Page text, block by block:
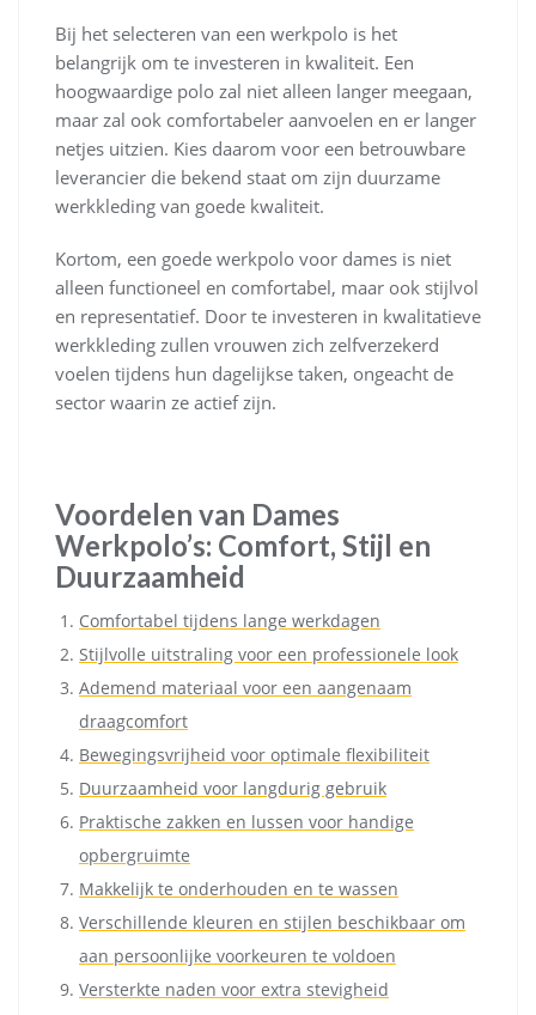
Bij het selecteren van een werkpolo is het
belangrijk om te investeren in kwaliteit. Een
hoogwaardige polo zal niet alleen langer meegaan,
maar zal ook comfortabeler aanvoelen en er langer
netjes uitzien. Kies daarom voor een betrouwbare
leverancier die bekend staat om zijn duurzame
werkkleding van goede kwaliteit.
Kortom, een goede werkpolo voor dames is niet
alleen functioneel en comfortabel, maar ook stijlvol
en representatief. Door te investeren in kwalitatieve
werkkleding zullen vrouwen zich zelfverzekerd
voelen tijdens hun dagelijkse taken, ongeacht de
sector waarin ze actief zijn.
Voordelen van Dames
Werkpolo’s: Comfort, Stijl en
Duurzaamheid
Comfortabel tijdens lange werkdagen
Stijlvolle uitstraling voor een professionele look
Ademend materiaal voor een aangenaam
draagcomfort
Bewegingsvrijheid voor optimale flexibiliteit
Duurzaamheid voor langdurig gebruik
Praktische zakken en lussen voor handige
opbergruimte
Makkelijk te onderhouden en te wassen
Verschillende kleuren en stijlen beschikbaar om
aan persoonlijke voorkeuren te voldoen
Versterkte naden voor extra stevigheid